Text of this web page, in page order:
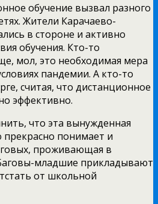
обучение вызвал разного
Жители Карачаево-
в стороне и активно
обучения. Кто-то
мол, это необходимая мера
пандемии. А кто-то
считая, что дистанционное
эффективно.
что эта вынужденная
понимает и
проживающая в
младшие прикладывают
от школьной